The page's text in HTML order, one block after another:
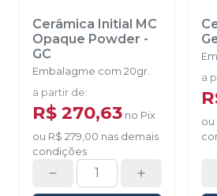
Cerâmica Initial MC
Opaque Powder -
GC
Embalagme com 20gr.
a partir de:
R$ 270,63 no Pix
ou R$ 279,00 nas demais
condições
a
ou